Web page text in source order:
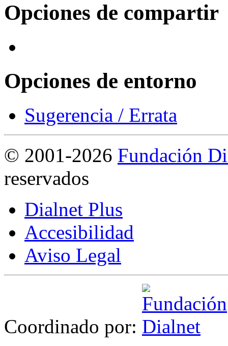
Opciones de compartir
Opciones de entorno
Sugerencia / Errata
© 2001-2026 Fundación
reservados
Dialnet Plus
Accesibilidad
Aviso Legal
Coordinado por: